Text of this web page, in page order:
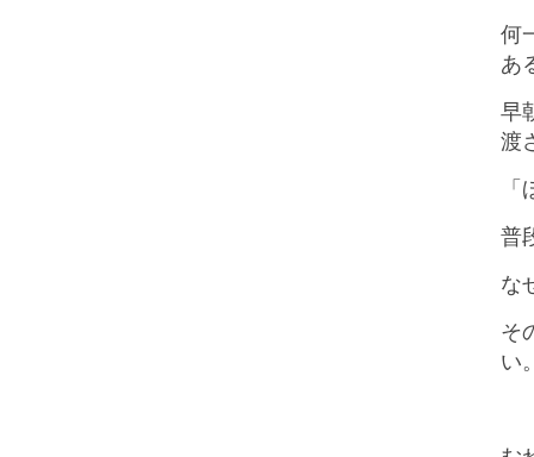
何
あ
早
渡
普
な
そ
い